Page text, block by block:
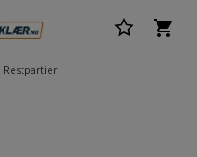
Restpartier